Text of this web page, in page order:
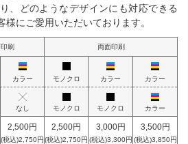
、どのようなデザインにも対応できる
にご愛用いただいております。
刷 両面印刷
カラー モノクロ カラー カラー
なし モノクロ モノクロ カラー
2,500円
(税込)2,750円
2,500円
(税込)2,750円
3,000円
(税込)3,300円
3,500円
(税込)3,850円